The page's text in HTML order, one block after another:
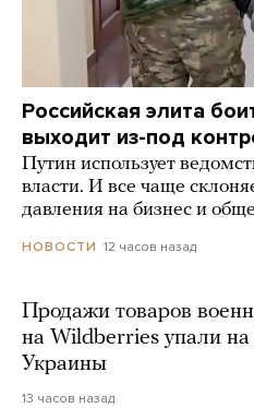
Российская элита
выходит из-под
Путин использует
власти. И все чаще
давления на бизнес и
НОВОСТИ 12 часов назад
Продажи товаров
на Wildberries упали на
Украины
13 часов назад